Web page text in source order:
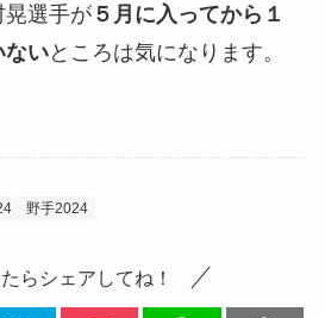
晃選手が５月に入ってから１
ないところは気になります。
野手2024
らシェアしてね！